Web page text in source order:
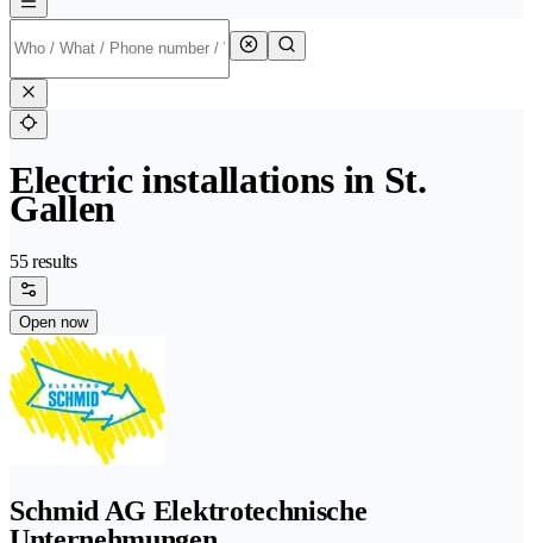
Electric installations in St.
Gallen
55 results
Open now
Schmid AG Elektrotechnische